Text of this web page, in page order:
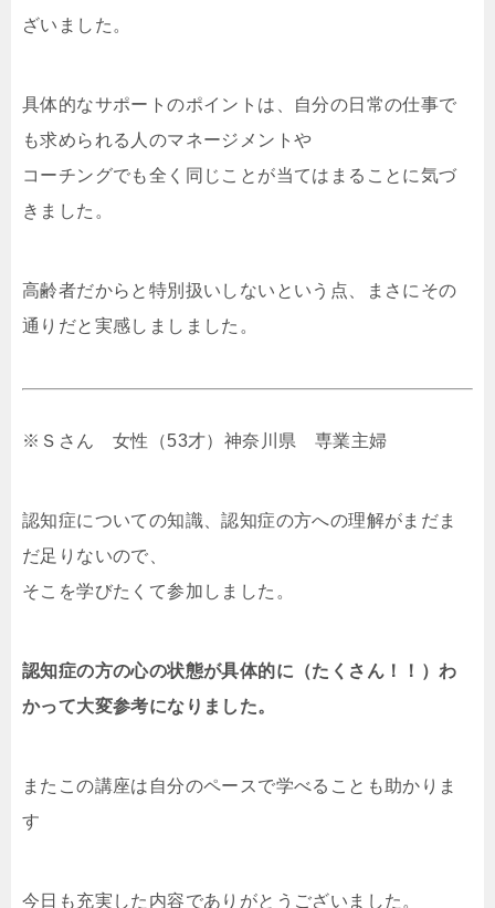
ざいました。
具体的なサポートのポイントは、自分の日常の仕事で
も求められる人のマネージメントや
コーチングでも全く同じことが当てはまることに気づ
きました。
高齢者だからと特別扱いしないという点、まさにその
通りだと実感しましました。
※Ｓさん 女性（53才）神奈川県 専業主婦
認知症についての知識、認知症の方への理解がまだま
だ足りないので、
そこを学びたくて参加しました。
認知症の方の心の状態が具体的に（たくさん！！）わ
かって大変参考になりました。
またこの講座は自分のペースで学べることも助かりま
す
今日も充実した内容でありがとうございました。